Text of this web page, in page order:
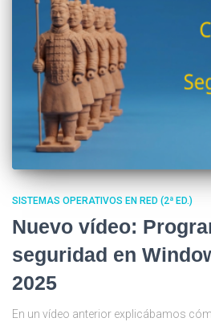
SISTEMAS OPERATIVOS EN RED (2ª ED.)
Nuevo vídeo:
seguridad en
2025
En un vídeo anterior explicábamos